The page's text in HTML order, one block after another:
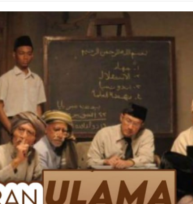
HALAL JIKA SEBAB KEPEMILIKANNYA BERUBAH
HUKUM MEMBAYAR ZAKAT DENGAN CARA MENGANGSUR